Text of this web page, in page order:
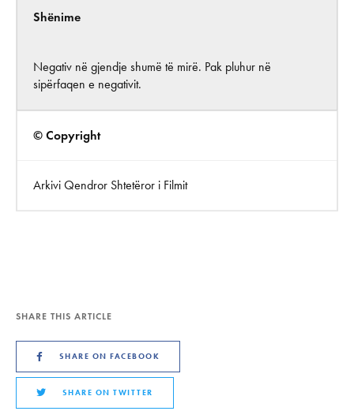
Shënime
Negativ në gjendje shumë të mirë. Pak pluhur në
sipërfaqen e negativit.
© Copyright
Arkivi Qendror Shtetëror i Filmit
SHARE THIS ARTICLE
SHARE ON FACEBOOK
SHARE ON TWITTER